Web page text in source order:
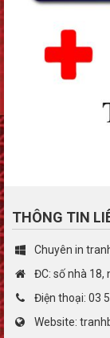
THÔNG TIN
Chuyên in
ĐC: số nhà 18,
Điện thoại: 03
Website: